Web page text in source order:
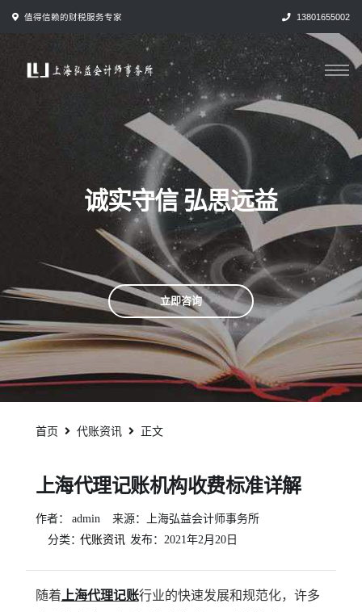
值得信赖的财税服务专家 13801655002
诚实守信 弘思远益
立即咨询
首页 代账资讯 正文
上海代理记账机构收费标准详解
作者： admin
来源：上海弘益会计师事务所
分类：代账资讯 发布： 2021年2月20日
随着 上海代理记账行业的快速发展和规范化，许多